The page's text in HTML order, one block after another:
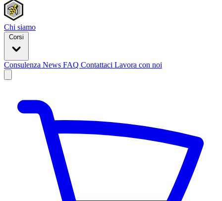
Chi siamo
Corsi
Consulenza News FAQ Contattaci Lavora con noi